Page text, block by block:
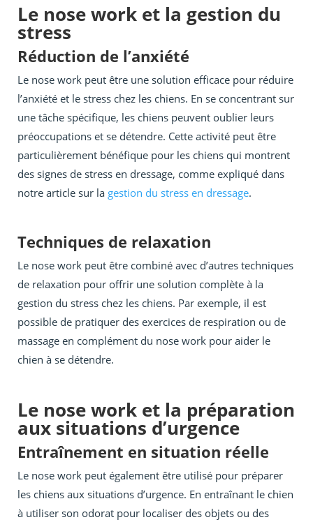
Le nose work et la gestion du
stress
Réduction de l’anxiété
Le nose work peut être une solution efficace pour réduire
l’anxiété et le stress chez les chiens. En se concentrant sur
une tâche spécifique, les chiens peuvent oublier leurs
préoccupations et se détendre. Cette activité peut être
particulièrement bénéfique pour les chiens qui montrent
des signes de stress en dressage, comme expliqué dans
notre article sur la gestion du stress en dressage.
Techniques de relaxation
Le nose work peut être combiné avec d’autres techniques
de relaxation pour offrir une solution complète à la
gestion du stress chez les chiens. Par exemple, il est
possible de pratiquer des exercices de respiration ou de
massage en complément du nose work pour aider le
chien à se détendre.
Le nose work et la préparation
aux situations d’urgence
Entraînement en situation réelle
Le nose work peut également être utilisé pour préparer
les chiens aux situations d’urgence. En entraînant le chien
à utiliser son odorat pour localiser des objets ou des